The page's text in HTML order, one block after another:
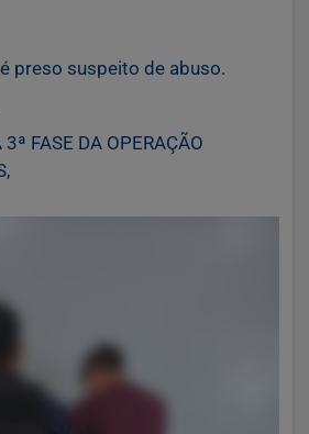
preso suspeito de abuso.
FASE DA OPERAÇÃO